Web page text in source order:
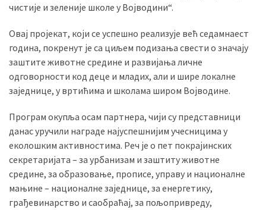
ГРАДОВИ
(810)
Пландиште
(139)
(493)
Панчево
(479)
Чланци
(306)
чистије и зеленије школе у Војводини“.
Овај пројекат, који се успешно реализује већ седамнаест
година, покренут је са циљем подизања свести о значају
заштите животне средине и развијања личне
одговорности код деце и младих, али и шире локалне
заједнице, у вртићима и школама широм Војводине.
Програм окупља осам партнера, чији су представници
данас уручили награде најуспешнијим учесницима у
еколошким активностима. Реч је о пет покрајинских
секретаријата – за урбанизам и заштиту животне
средине, за образовање, прописе, управу и националне
мањине – националне заједнице, за енергетику,
грађевинарство и саобраћај, за пољопривреду,